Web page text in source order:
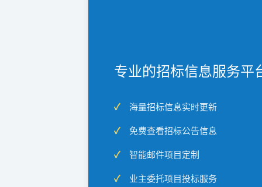
专业的招标信息服务平
海量招标信息实时更新
免费查看招标公告信息
智能邮件项目定制
业主委托项目投标服务